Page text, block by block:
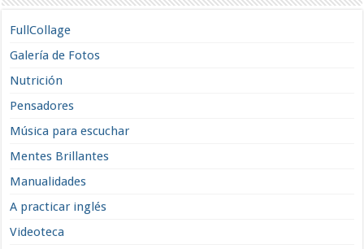
FullCollage
Galería de Fotos
Nutrición
Pensadores
Música para escuchar
Mentes Brillantes
Manualidades
A practicar inglés
Videoteca